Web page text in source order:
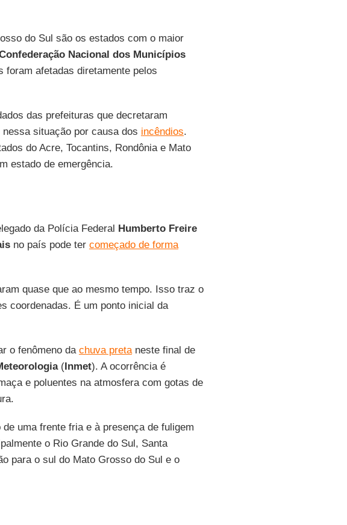
do Sul são os estados com o maior
Nacional dos Municípios
foram afetadas diretamente pelos
das prefeituras que decretaram
situação por causa dos incêndios.
do Acre, Tocantins, Rondônia e Mato
estado de emergência.
da Polícia Federal Humberto Freire
no país pode ter começado de forma
quase que ao mesmo tempo. Isso traz o
coordenadas. É um ponto inicial da
o fenômeno da chuva pretaneste final de
(Inmet). A ocorrência é
e poluentes na atmosfera com gotas de
uma frente fria e à presença de fuligem
o Rio Grande do Sul, Santa
para o sul do Mato Grosso do Sul e o